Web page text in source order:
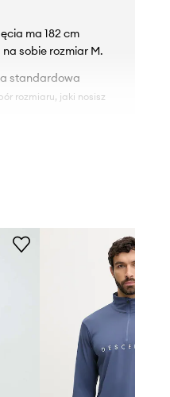
ma 182 cm
sobie rozmiar M.
standardowa
rozmiaru, jaki nosisz